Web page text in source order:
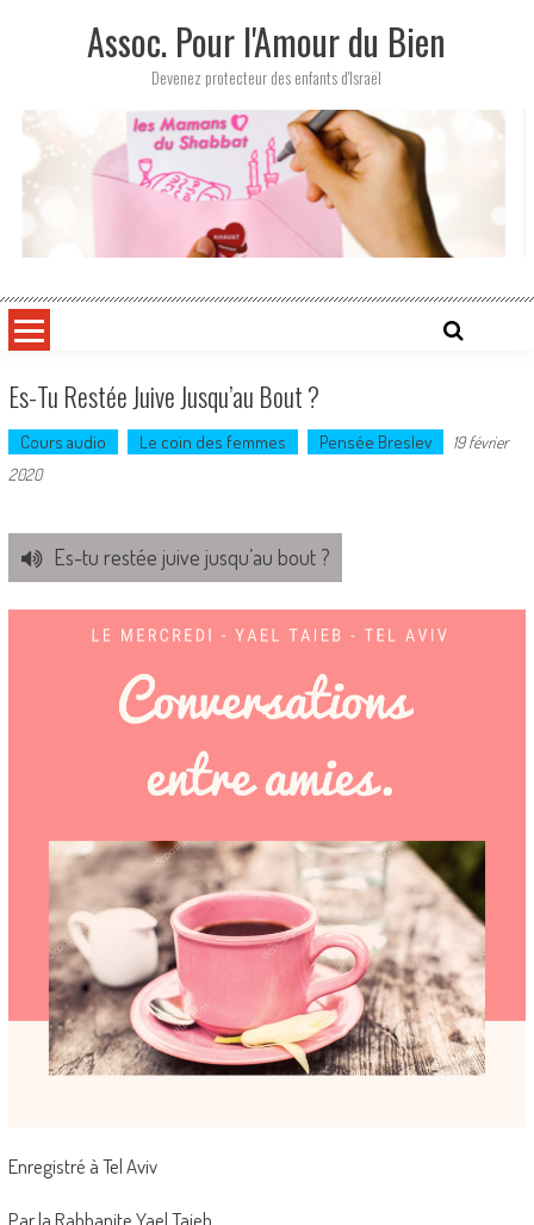
Assoc. Pour l'Amour du Bien
Devenez protecteur des enfants d'Israël
Es-Tu Restée Juive Jusqu’au Bout ?
Cours audio Le coin des femmes Pensée Breslev
19 février
2020
Es-tu restée juive jusqu’au bout ?
Enregistré à Tel Aviv